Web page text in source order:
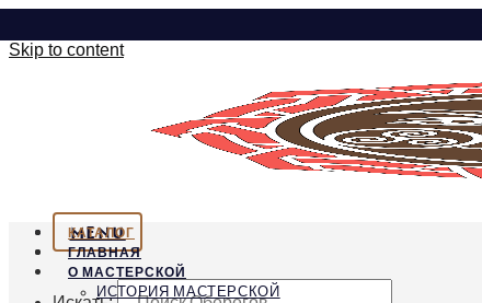
Skip to content
MENU
КАТАЛОГ
ГЛАВНАЯ
О МАСТЕРСКОЙ
ИСТОРИЯ МАСТЕРСКОЙ